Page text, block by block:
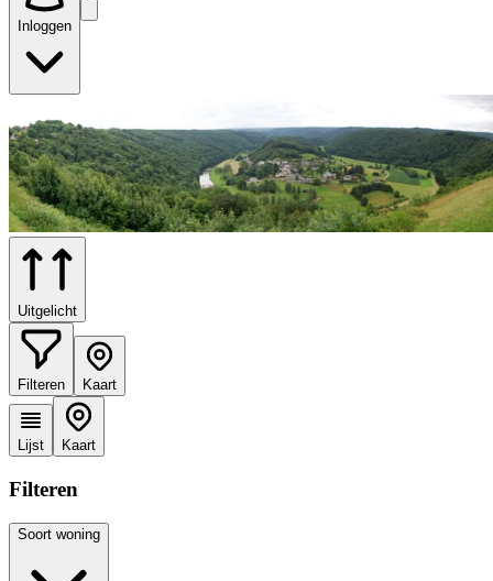
Inloggen
Uitgelicht
Filteren Kaart
Lijst Kaart
Filteren
Soort woning